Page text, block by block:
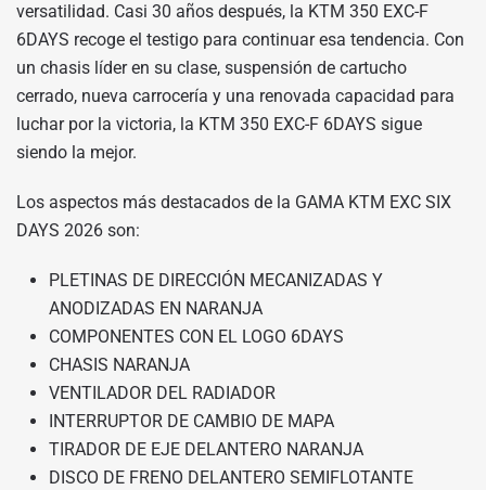
versatilidad. Casi 30 años después, la KTM 350 EXC-F
6DAYS recoge el testigo para continuar esa tendencia. Con
un chasis líder en su clase, suspensión de cartucho
cerrado, nueva carrocería y una renovada capacidad para
luchar por la victoria, la KTM 350 EXC-F 6DAYS sigue
siendo la mejor.
Los aspectos más destacados de la GAMA KTM EXC SIX
DAYS 2026 son:
PLETINAS DE DIRECCIÓN MECANIZADAS Y
ANODIZADAS EN NARANJA
COMPONENTES CON EL LOGO 6DAYS
CHASIS NARANJA
VENTILADOR DEL RADIADOR
INTERRUPTOR DE CAMBIO DE MAPA
TIRADOR DE EJE DELANTERO NARANJA
DISCO DE FRENO DELANTERO SEMIFLOTANTE